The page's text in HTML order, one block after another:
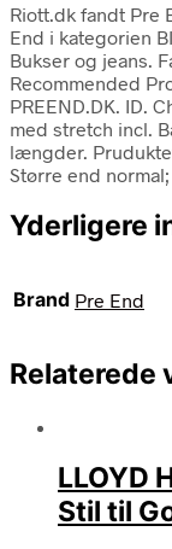
Riott.dk fandt Pre
End i kategorien
Bukser og jeans.
Recommended
PREEND.DK. ID.
med stretch incl.
længder.
Større end
Yderligere
Brand Pre End
Relaterede
LLOYD
Stil til